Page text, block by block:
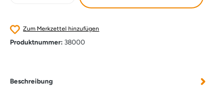
Zum Merkzettel hinzufügen
Produktnummer: 38000
Beschreibung